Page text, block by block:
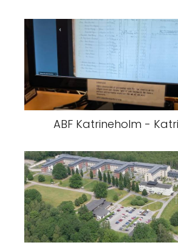
ABF Katrineholm -